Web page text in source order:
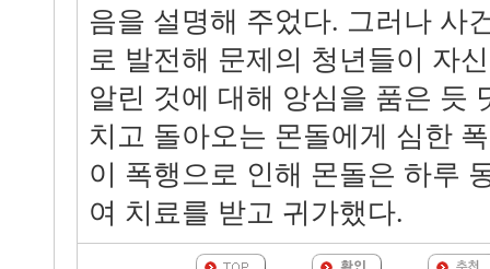
음을 설명해 주었다. 그러나 사
로 발전해 문제의 청년들이 자
알린 것에 대해 앙심을 품은 듯
치고 돌아오는 몬돌에게 심한
이 폭행으로 인해 몬돌은 하루
여 치료를 받고 귀가했다.